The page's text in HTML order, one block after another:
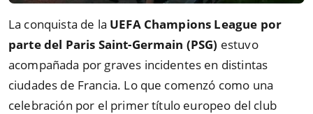
La conquista de la UEFA Champions League por
parte del Paris Saint-Germain (PSG) estuvo
acompañada por graves incidentes en distintas
ciudades de Francia. Lo que comenzó como una
celebración por el primer título europeo del club